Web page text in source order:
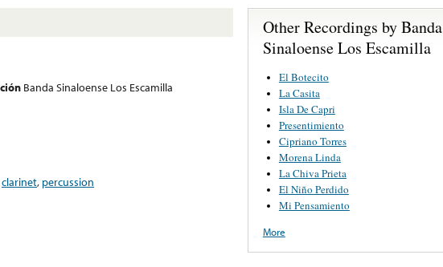
Banda Sinaloense Los Escamilla
clarinet, percussion
Other Recordings by Banda
Sinaloense Los Escamilla
El Botecito
La Casita
Isla De Capri
Presentimiento
Cipriano Torres
Morena Linda
La Chiva Prieta
El Niño Perdido
Mi Pensamiento
More